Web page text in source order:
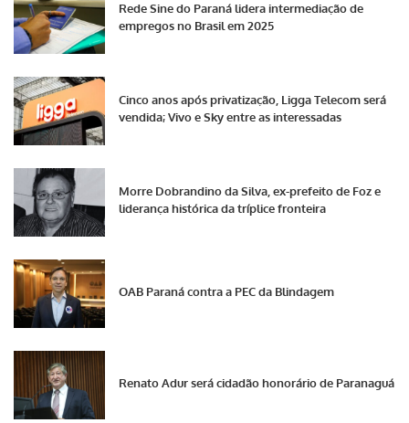
Rede Sine do Paraná lidera intermediação de
empregos no Brasil em 2025
Cinco anos após privatização, Ligga Telecom será
vendida; Vivo e Sky entre as interessadas
Morre Dobrandino da Silva, ex-prefeito de Foz e
liderança histórica da tríplice fronteira
OAB Paraná contra a PEC da Blindagem
Renato Adur será cidadão honorário de Paranaguá